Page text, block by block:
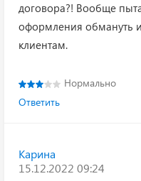
договора?! Вообще
оформления обмануть
клиентам.
Нормально
Ответить
Карина
15.12.2022 09:24